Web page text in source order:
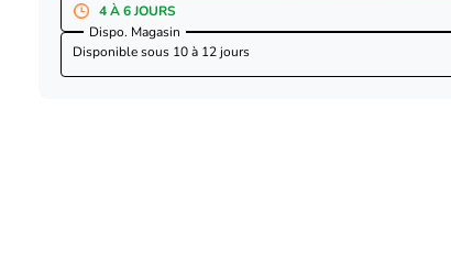
4 À 6 JOURS
Dispo. Magasin
Disponible sous 10 à 12 jours